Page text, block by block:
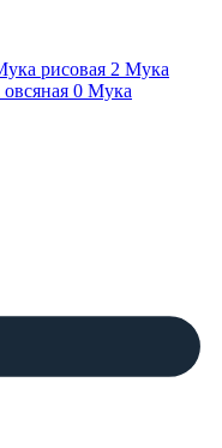
рисовая 2 Мука
0 Мука